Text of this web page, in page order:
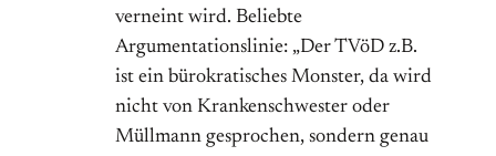
verneint wird. Beliebte
Argumentationslinie: „Der TVöD z.B.
ist ein bürokratisches Monster, da wird
nicht von Krankenschwester oder
Müllmann gesprochen, sondern genau